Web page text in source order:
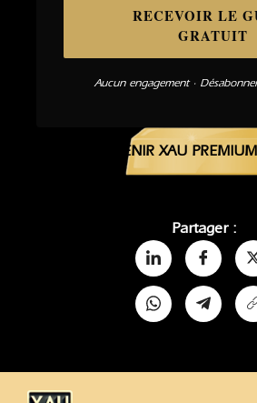
RECEVOIR LE
GRATUIT
Aucun engagement ·
DEVENIR XAU PREMIUM
Partager :